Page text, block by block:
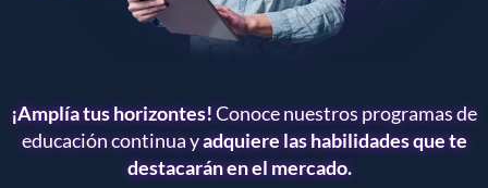
¡Amplía tus horizontes!Conoce nuestros programas de
educación continua yadquiere las habilidades que te
destacarán en el mercado.